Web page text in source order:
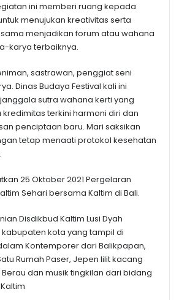
ini memberi ruang kepada
menujukan kreativitas serta
menjadikan forum atau wahana
karya terbaiknya.
sastrawan, penggiat seni
Dinas Budaya Festival kali ini
sutra wahana kerti yang
terkini harmoni diri dan
penciptaan baru. Mari saksikan
tetap menaati protokol kesehatan
25 Oktober 2021 Pergelaran
Sehari bersama Kaltim di Bali.
Disdikbud Kaltim Lusi Dyah
kota yang tampil di
Kontemporer dari Balikpapan,
Rumah Paser, Jepen lilit kacang
dan musik tingkilan dari bidang